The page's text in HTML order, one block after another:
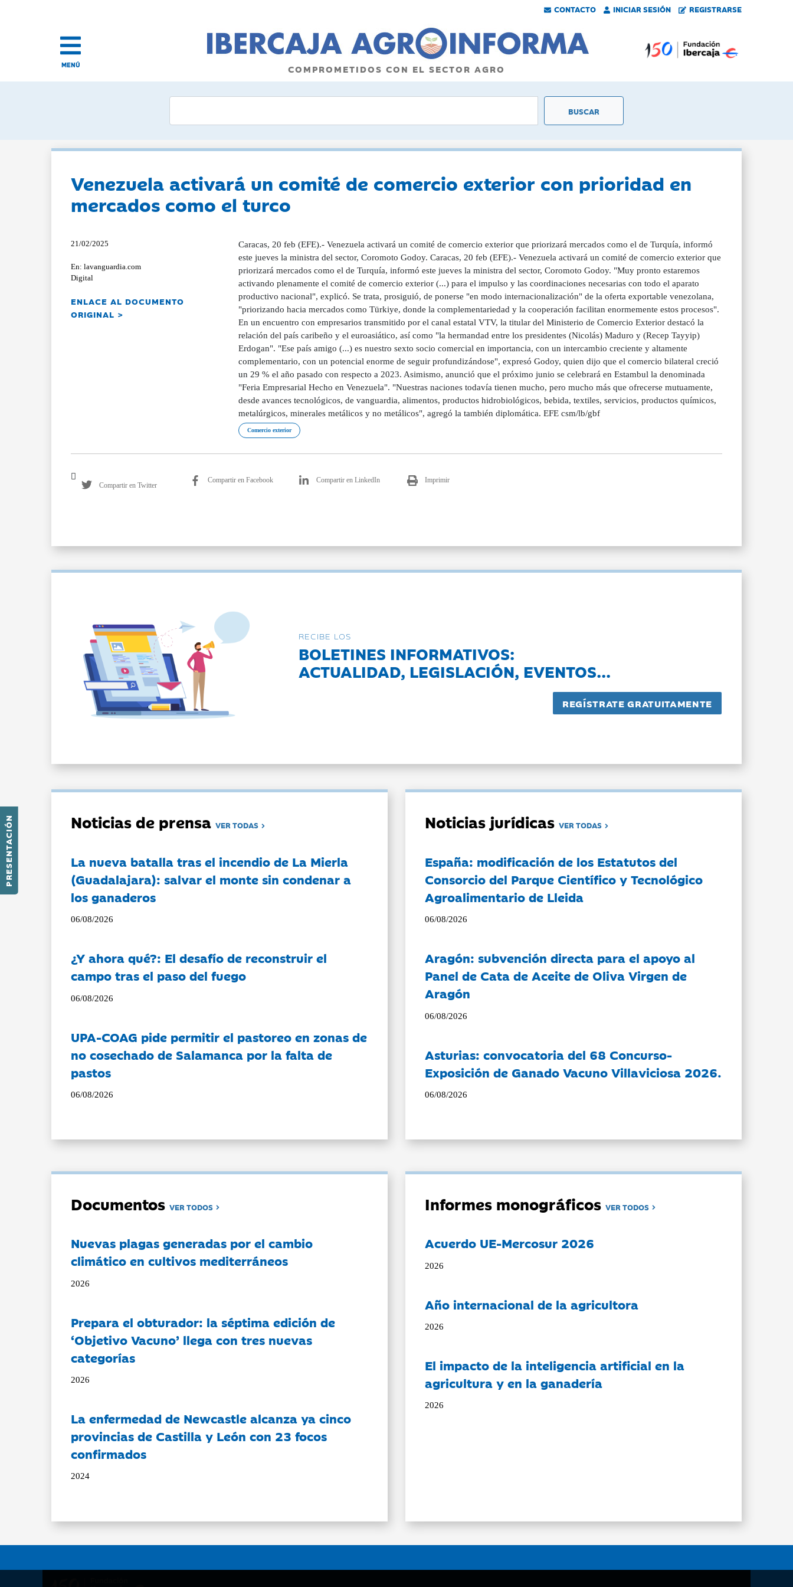
CONTACTO INICIAR SESIÓN REGISTRARSE
PRESENTACIÓN
MENÚ COMPROMETIDOS CON EL SECTOR AGRO
Venezuela activará un comité de comercio exterior con prioridad en
mercados como el turco
21/02/2025
En: lavanguardia.com
Digital
ENLACE AL DOCUMENTO
ORIGINAL >
Caracas, 20 feb (EFE).- Venezuela activará un comité de comercio exterior que priorizará mercados como el de Turquía, informó
este jueves la ministra del sector, Coromoto Godoy. Caracas, 20 feb (EFE).- Venezuela activará un comité de comercio exterior que
priorizará mercados como el de Turquía, informó este jueves la ministra del sector, Coromoto Godoy. "Muy pronto estaremos
activando plenamente el comité de comercio exterior (...) para el impulso y las coordinaciones necesarias con todo el aparato
productivo nacional", explicó. Se trata, prosiguió, de ponerse "en modo internacionalización" de la oferta exportable venezolana,
"priorizando hacia mercados como Türkiye, donde la complementariedad y la cooperación facilitan enormemente estos procesos".
En un encuentro con empresarios transmitido por el canal estatal VTV, la titular del Ministerio de Comercio Exterior destacó la
relación del país caribeño y el euroasiático, así como "la hermandad entre los presidentes (Nicolás) Maduro y (Recep Tayyip)
Erdogan". "Ese país amigo (...) es nuestro sexto socio comercial en importancia, con un intercambio creciente y altamente
complementario, con un potencial enorme de seguir profundizándose", expresó Godoy, quien dijo que el comercio bilateral creció
un 29 % el año pasado con respecto a 2023. Asimismo, anunció que el próximo junio se celebrará en Estambul la denominada
"Feria Empresarial Hecho en Venezuela". "Nuestras naciones todavía tienen mucho, pero mucho más que ofrecerse mutuamente,
desde avances tecnológicos, de vanguardia, alimentos, productos hidrobiológicos, bebida, textiles, servicios, productos químicos,
metalúrgicos, minerales metálicos y no metálicos", agregó la también diplomática. EFE csm/lb/gbf
Comercio exterior
Compartir en Twitter
Compartir en Facebook Compartir en LinkedIn Imprimir
RECIBE LOS
BOLETINES INFORMATIVOS:
ACTUALIDAD, LEGISLACIÓN, EVENTOS...
Noticias de prensaVER TODAS
La nueva batalla tras el incendio de La Mierla
(Guadalajara): salvar el monte sin condenar a
los ganaderos
06/08/2026
¿Y ahora qué?: El desafío de reconstruir el
campo tras el paso del fuego
06/08/2026
UPA-COAG pide permitir el pastoreo en zonas de
no cosechado de Salamanca por la falta de
pastos
06/08/2026
Noticias jurídicasVER TODAS
España: modificación de los Estatutos del
Consorcio del Parque Científico y Tecnológico
Agroalimentario de Lleida
06/08/2026
Aragón: subvención directa para el apoyo al
Panel de Cata de Aceite de Oliva Virgen de
Aragón
06/08/2026
Asturias: convocatoria del 68 Concurso-
Exposición de Ganado Vacuno Villaviciosa 2026.
06/08/2026
DocumentosVER TODOS
Nuevas plagas generadas por el cambio
climático en cultivos mediterráneos
2026
Prepara el obturador: la séptima edición de
‘Objetivo Vacuno’ llega con tres nuevas
categorías
2026
La enfermedad de Newcastle alcanza ya cinco
provincias de Castilla y León con 23 focos
confirmados
2024
Informes monográficosVER TODOS
Acuerdo UE-Mercosur 2026
2026
Año internacional de la agricultora
2026
El impacto de la inteligencia artificial en la
agricultura y en la ganadería
2026